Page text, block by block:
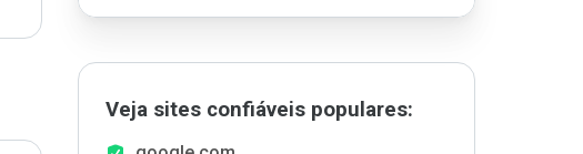
Veja sites confiáveis populares: